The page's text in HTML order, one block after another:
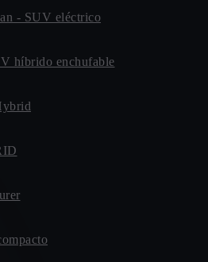
- SUV eléctrico
híbrido enchufable